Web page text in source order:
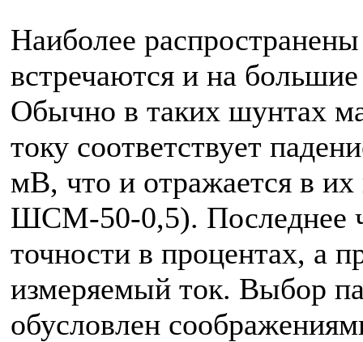
Наиболее
встречаются и на
Обычно в таких шунтах
току соответствует
мВ, что и отражается в
ШСМ-50-0,5). Последнее
точности в процентах, а
измеряемый ток. Выбор
обусловлен